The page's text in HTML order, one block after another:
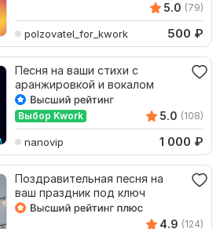
5.0 (79)
polzovatel_for_kwork 500 ₽
Песня на ваши стихи с
аранжировкой и вокалом
Выбор Kwork 5.0 (108)
nanovip 1 000 ₽
Поздравительная песня на
ваш праздник под ключ
4.9 (124)